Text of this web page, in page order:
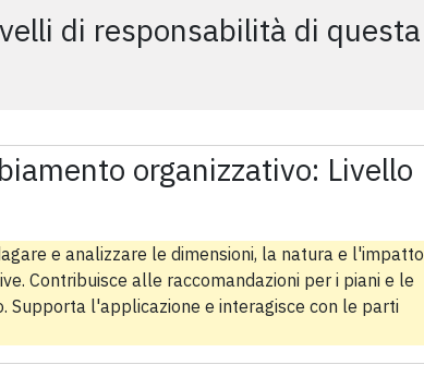
di responsabilità di questa
organizzativo: Livello
e analizzare le dimensioni, la natura e l'impatto
Contribuisce alle raccomandazioni per i piani e le
Supporta l'applicazione e interagisce con le parti